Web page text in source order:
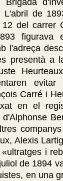
L'abril de
del carrer
figurava
l'adreça
presentà a
Carré i
en el
d'Alphonse
Alexis
i
de 1894
en una